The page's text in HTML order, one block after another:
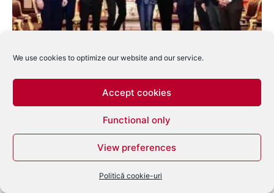
We use cookies to optimize our website and our service.
Accept cookies
Functional only
View preferences
Politică cookie-uri
Tomorrowland în Thailanda este pe cale să
devină realitate
iulie 3, 2025